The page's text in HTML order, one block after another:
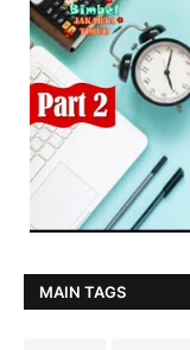
MAIN TAGS